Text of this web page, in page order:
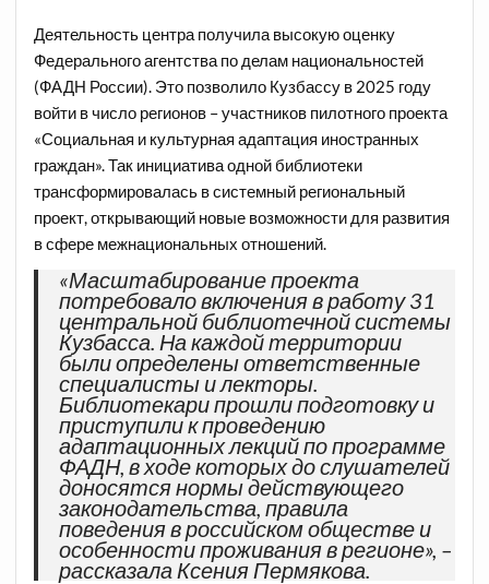
Деятельность центра получила высокую оценку
Федерального агентства по делам национальностей
(ФАДН России). Это позволило Кузбассу в 2025 году
войти в число регионов – участников пилотного проекта
«Социальная и культурная адаптация иностранных
граждан». Так инициатива одной библиотеки
трансформировалась в системный региональный
проект, открывающий новые возможности для развития
в сфере межнациональных отношений.
«Масштабирование проекта
потребовало включения в работу 31
центральной библиотечной системы
Кузбасса. На каждой территории
были определены ответственные
специалисты и лекторы.
Библиотекари прошли подготовку и
приступили к проведению
адаптационных лекций по программе
ФАДН, в ходе которых до слушателей
доносятся нормы действующего
законодательства, правила
поведения в российском обществе и
особенности проживания в регионе», –
рассказала Ксения Пермякова.